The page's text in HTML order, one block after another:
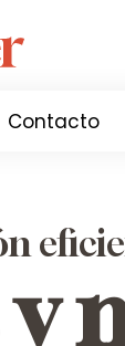
Contacto